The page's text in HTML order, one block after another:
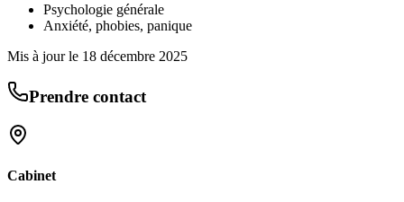
Psychologie générale
Anxiété, phobies, panique
Mis à jour le 18 décembre 2025
Prendre contact
Cabinet